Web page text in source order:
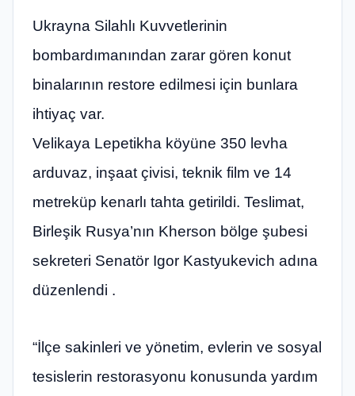
Ukrayna Silahlı Kuvvetlerinin
bombardımanından zarar gören konut
binalarının restore edilmesi için bunlara
ihtiyaç var.
Velikaya Lepetikha köyüne 350 levha
arduvaz, inşaat çivisi, teknik film ve 14
metreküp kenarlı tahta getirildi. Teslimat,
Birleşik Rusya’nın Kherson bölge şubesi
sekreteri Senatör Igor Kastyukevich adına
düzenlendi .
“İlçe sakinleri ve yönetim, evlerin ve sosyal
tesislerin restorasyonu konusunda yardım